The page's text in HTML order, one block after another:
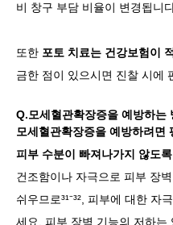
비 창구 부담 비율이 변경됩니
또한 포토 치료는 건강보험이
금한 점이 있으시면 진찰 시에
Q.모세혈관확장증을 예방하는
모세혈관확장증을 예방하려면
피부 수분이 빠져나가지 않도
건조함이나 자극으로 피부 장
쉬우므로³¹⁻³², 피부에 대한
세요. 피부 장벽 기능의 저하는